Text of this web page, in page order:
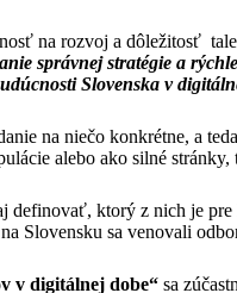
na rozvoj a dôležitosť
správnej stratégie a
Slovenska v
na niečo konkrétne, a
alebo ako silné
definovať, ktorý z nich je
Slovensku sa venovali
v digitálnej dobe“ sa